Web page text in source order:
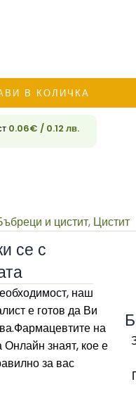
В КОЛИЧКА
0.06€ / 0.12 лв.
и цистит, Цистит
се с
наш
е готов да Ви
на
Онлайн знаят, кое е
за вас